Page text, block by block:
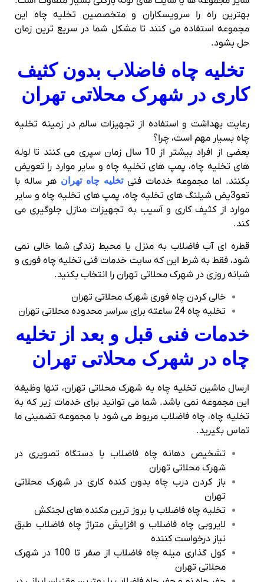
بهترین راه را سرویسکاران و متخصصین تخلیه چاه این
مجموعه استفاده می کنند تا مشکل شما در سریع ترین زمان
حل بشود.
تخلیه چاه فاضلاب بدون کثیف
کاری در شهرک محلاتی تهران
رعایت بهداشت و استفاده از تجهیزات سالم در زمینه تخلیه
چاه بسیار مهم است، چرا؟
بعضی از افراد بیشتر از 10 سال زمان سپری می کنند تا لوله
های تخلیه چاه، پمپ های تخلیه چاه و سایر موارد را تعویض
بکنند. اما مجموعه خدمات فنیتخلیه چاه تهران هر ساله با
تعو3یض شیلنگ های تخلیه چاه، پمپ های تخلیه چاه و سایر
موارد از کثیف کاری و آسیب به تجهیزات منازل جلوگیری می
کند.
قطره ای آب فاضلاب به منزل یا محیط زندگی شما خالی نمی
شود، فقط به شرط این که سایت خدمات فنی تخلیه چاه فوری و
شبانه روزی در شهرک محلاتی تهران را انتخاب بکنید.
خالی کردن چاه فوری شهرک محلاتی تهران
تخلیه چاه 24 ساعته برای سراسر محدوده محلاتی تهران
خدمات فنی قبل و بعد از تخلیه
چاه در شهرک محلاتی تهران
ارسال ماشین تخلیه چاه به شهرک محلاتی تهران، تنها وظیفه
این مجموعه نمی باشد. شما می توانید برای خدمات زیر که به
تخلیه چاه، چاه فاضلاب مربوط می شود با مجموعه تضمینی ما
تماس بگیرید.
تشخیص دهانه چاه فاضلاب با دستگاه تصویری در
شهرک محلاتی تهران
باز کردن درب چاه بدون کنده کاری در شهرک محلاتی
تهران
تخلیه چاه فاضلاب با بروز ترین مکنده های لجنکش
لایروبی چاه فاضلاب و افزایش متراژ چاه فاضلاب طبق
نیاز درخواست کننده
کول گذاری میله چاه فاضلاب از صفر تا 100 در شهرک
محلاتی تهران